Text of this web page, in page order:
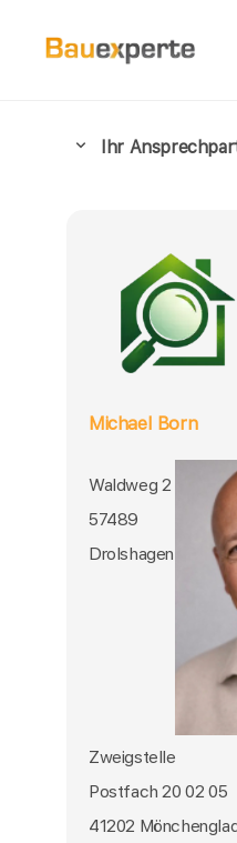
Ihr
Michael Born
Waldweg 2
57489
Drolshagen
Zweigstelle
Postfach 20 02 05
41202